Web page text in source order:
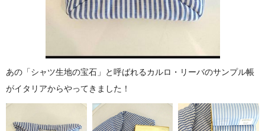
あの「シャツ生地の宝石」と呼ばれるカルロ・リーバのサンプル帳
がイタリアからやってきました！